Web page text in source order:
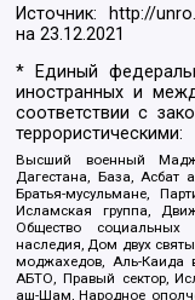
Источник: http://
на23.12.2021
* Единый
иностранных и
соответствии с
террористическими:
Высший военный
Дагестана, База, Асбат
Братья-мусульмане,
Исламская группа,
Общество социальных
наследия, Дом двух
моджахедов, Аль-Каида
АБТО, Правый сектор,
аш-Шам, Народное